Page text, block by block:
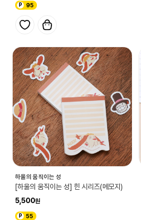
95
하울의 움직이는 성
[하울의 움직이는 성] 힌 시리즈(메모지)
5,500
55